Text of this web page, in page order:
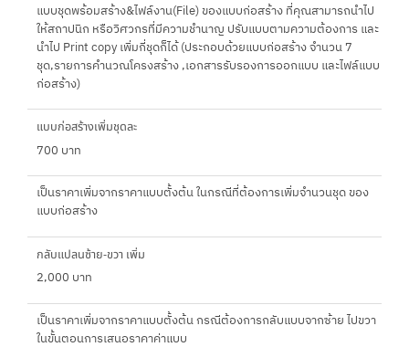
แบบชุดพร้อมสร้าง&ไฟล์งาน(File) ของแบบก่อสร้าง ที่คุณสามารถนำไป
ให้สถาปนิก หรือวิศวกรที่มีความชำนาญ ปรับแบบตามความต้องการ และ
นำไป Print copy เพิ่มกี่ชุดก็ได้ (ประกอบด้วยแบบก่อสร้าง จำนวน 7
ชุด,รายการคำนวณโครงสร้าง ,เอกสารรับรองการออกแบบ และไฟล์แบบ
ก่อสร้าง)
แบบก่อสร้างเพิ่มชุดละ
700 บาท
เป็นราคาเพิ่มจากราคาแบบตั้งต้น ในกรณีที่ต้องการเพิ่มจำนวนชุด ของ
แบบก่อสร้าง
กลับแปลนซ้าย-ขวา เพิ่ม
2,000 บาท
เป็นราคาเพิ่มจากราคาแบบตั้งต้น กรณีต้องการกลับแบบจากซ้าย ไปขวา
ในขั้นตอนการเสนอราคาค่าแบบ